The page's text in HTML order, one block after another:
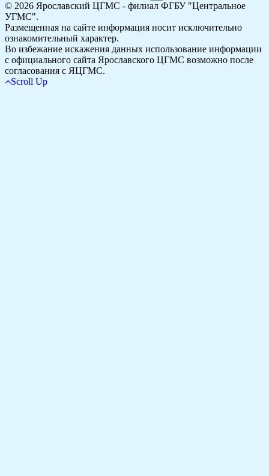
© 2026 Ярославский ЦГМС - филиал ФГБУ "Центральное
УГМС".
Размещенная на сайте информация носит исключительно
ознакомительный характер.
Во избежание искажения данных использование информации
с официального сайта Ярославского ЦГМС возможно после
согласования с ЯЦГМС.
Scroll Up